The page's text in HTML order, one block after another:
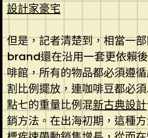
設計家豪宅
但是，記者清楚到，相當一
brand還在沿用一套更依賴
啡館，所有的物品都必須遵
割比例擺放，連咖啡豆都必
點七的重量比例混新古典設計
銷方法。在出海初期，這種